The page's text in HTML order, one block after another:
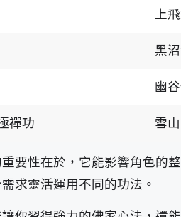
上
黑
幽
禪功 雪
要性在於，它能影響角色的
求靈活運用不同的功法。